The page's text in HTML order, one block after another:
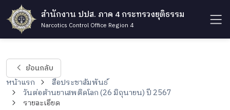
สำนักงาน ปปส. ภาค 4 กระทรวงยุติธรรม
Narcotics Control Office Region 4
ย้อนกลับ
หน้าแรก
สื่อประชาสัมพันธ์
วันต่อต้านยาเสพติดโลก (26 มิถุนายน) ปี 2567
รายละเอียด